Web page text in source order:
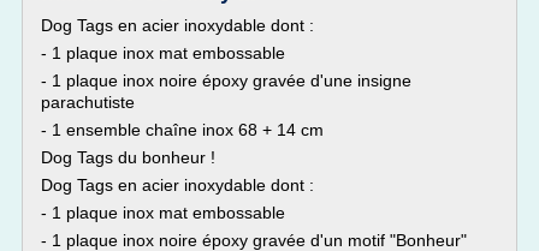
Dog Tags en acier inoxydable dont :
- 1 plaque inox mat embossable
- 1 plaque inox noire époxy gravée d'une insigne
parachutiste
- 1 ensemble chaîne inox 68 + 14 cm
Dog Tags du bonheur !
Dog Tags en acier inoxydable dont :
- 1 plaque inox mat embossable
- 1 plaque inox noire époxy gravée d'un motif "Bonheur"